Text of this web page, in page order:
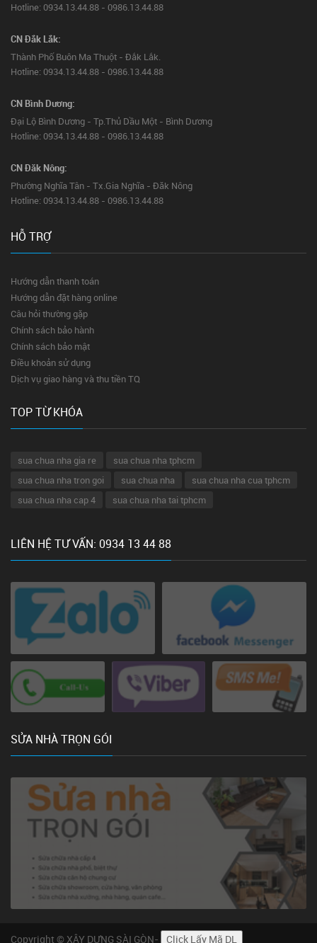
Hotline: 0934.13.44.88 - 0986.13.44.88
CN Đắk Lắk:
Thành Phố Buôn Ma Thuột - Đắk Lắk.
Hotline: 0934.13.44.88 - 0986.13.44.88
CN Bình Dương:
Đại Lộ Bình Dương - Tp.Thủ Dầu Một - Bình Dương
Hotline: 0934.13.44.88 - 0986.13.44.88
CN Đăk Nông:
Phường Nghĩa Tân - Tx.Gia Nghĩa - Đăk Nông
Hotline: 0934.13.44.88 - 0986.13.44.88
HỖ TRỢ
Hướng dẫn thanh toán
Hướng dẫn đặt hàng online
Câu hỏi thường gặp
Chính sách bảo hành
Chính sách bảo mật
Điều khoản sử dụng
Dịch vụ giao hàng và thu tiền TQ
TOP TỪ KHÓA
sua chua nha gia re
sua chua nha tphcm
sua chua nha tron goi
sua chua nha
sua chua nha cua tphcm
sua chua nha cap 4
sua chua nha tai tphcm
LIÊN HỆ TƯ VẤN: 0934 13 44 88
SỬA NHÀ TRỌN GÓI
Copyright © XÂY DỰNG SÀI GÒN- Click Lấy Mã DL